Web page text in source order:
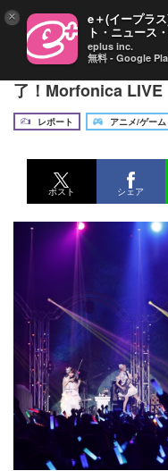
苦悩の先にあった
了！Morfonica LIVE
レポート
アニメ/ゲーム
ポスト シェア
× e＋(イープラ
ト・ニュース
eplus inc.
無料 - Google